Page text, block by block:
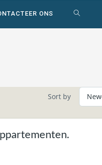
ONS WEBSITE
Sort by